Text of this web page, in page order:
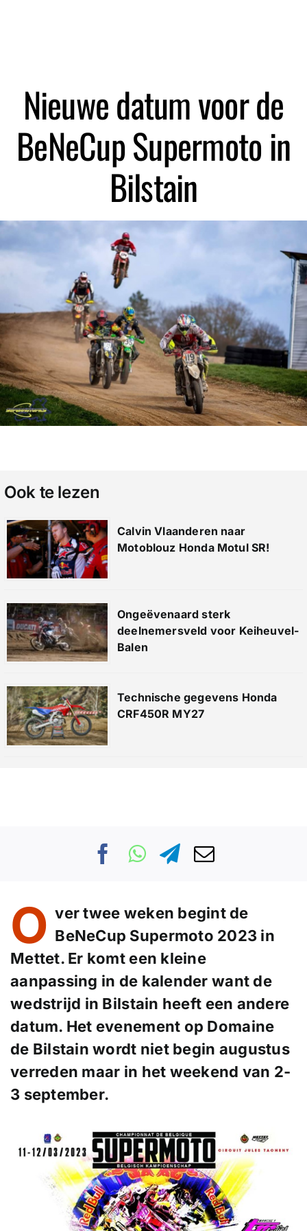
Nieuwe datum voor de
BeNeCup Supermoto in
Bilstain
Ook te lezen
Calvin Vlaanderen naar
Motoblouz Honda Motul SR!
Ongeëvenaard sterk
deelnemersveld voor Keiheuvel-
Balen
Technische gegevens Honda
CRF450R MY27
O ver twee weken begint de
BeNeCup Supermoto 2023 in
Mettet. Er komt een kleine
aanpassing in de kalender want de
wedstrijd in Bilstain heeft een andere
datum. Het evenement op Domaine
de Bilstain wordt niet begin augustus
verreden maar in het weekend van 2-
3 september.